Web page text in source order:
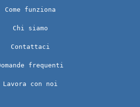
Come funziona
Chi siamo
Contattaci
frequenti
Lavora con noi